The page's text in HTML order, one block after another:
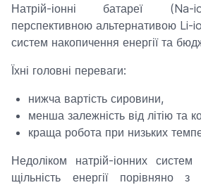
Натрій-іонні батареї
перспективною альтернативою Li-
систем накопичення енергії та
Їхні головні переваги:
нижча вартість сировини,
менша залежність від літію та
краща робота при низьких
Недоліком натрій-іонних
щільність енергії порівняно